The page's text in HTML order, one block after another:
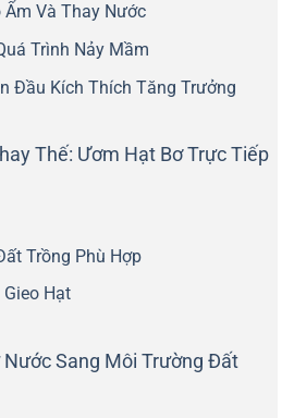
Ẩm Và Thay Nước
Trình Nảy Mầm
Đầu Kích Thích Tăng Trưởng
Thế: Ươm Hạt Bơ Trực Tiếp
Trồng Phù Hợp
Hạt
Nước Sang Môi Trường Đất